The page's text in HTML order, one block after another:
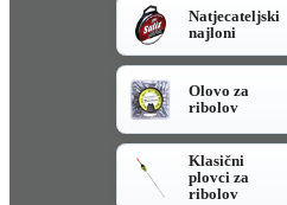
Natjecateljski
najloni
Olovo za
ribolov
Klasični
plovci za
ribolov